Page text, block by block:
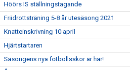
Höörs IS ställningstagande
Friidrottsträning 5-8 år utesäsong 2021
Knatteinskrivning 10 april
Hjärtstartaren
Säsongens nya fotbollsskor är här!